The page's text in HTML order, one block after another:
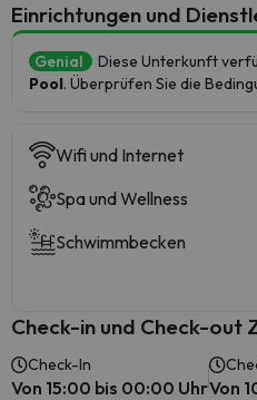
​Einrichtungen und
Genial Diese Unterkunft
Pool. Überprüfen Sie die
Wifi und Internet
Spa und Wellness
Schwimmbecken
Check-in und Check-out
Check-In
Von 15:00 bis 00:00 UhrVon